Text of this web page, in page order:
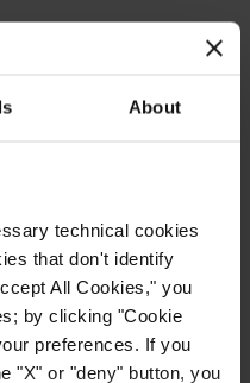
About
technical cookies
that don't identify
All Cookies," you
by clicking "Cookie
preferences. If you
"X" or "deny" button, you
am Main, 1.